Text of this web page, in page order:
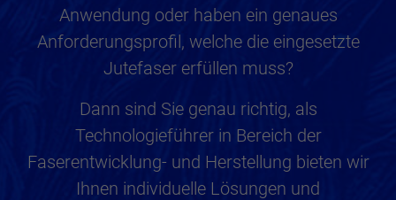
Anwendung oder haben ein genaues
Anforderungsprofil, welche die eingesetzte
Jutefaser erfüllen muss?
Dann sind Sie genau richtig, als
Technologieführer in Bereich der
Faserentwicklung- und Herstellung bieten wir
Ihnen individuelle Lösungen und